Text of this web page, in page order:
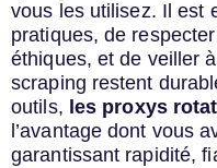
vous les utilisez. Il est
pratiques, de
éthiques, et de veiller
scraping restent
outils, les proxys
l’avantage dont vous
garantissant rapidité,